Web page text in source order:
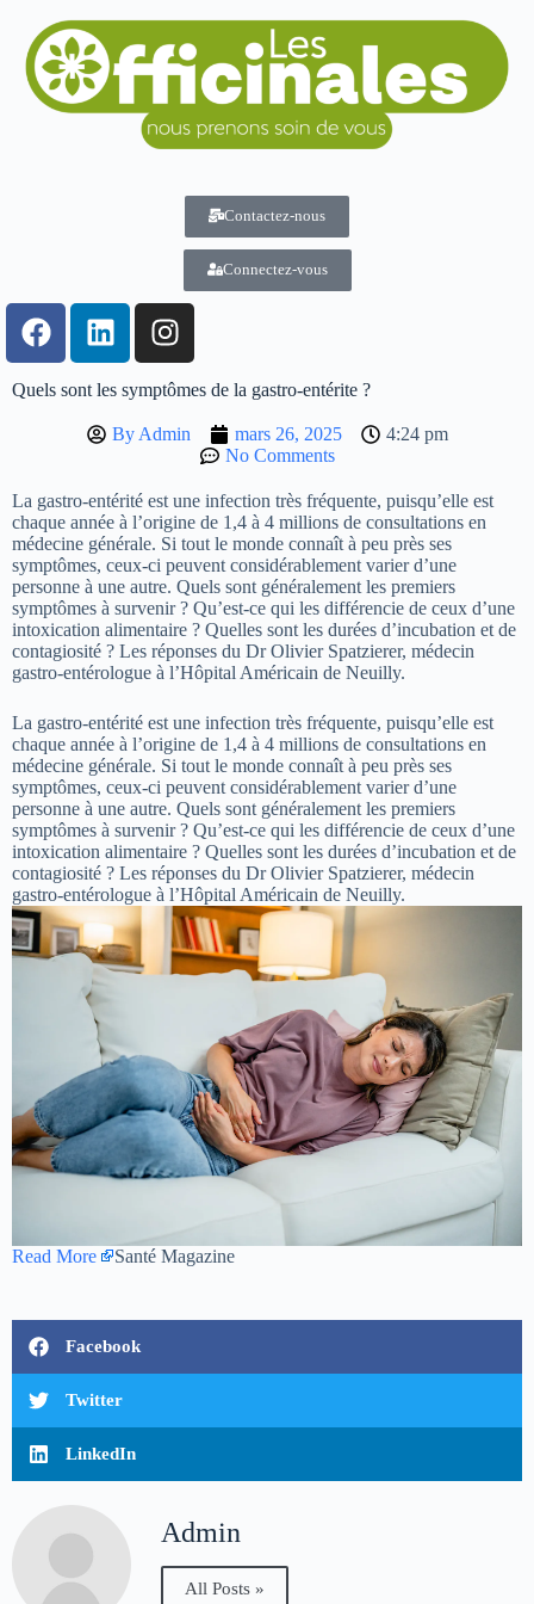
Contactez-nous
Connectez-vous
Quels sont les symptômes de la gastro-entérite ?
ByAdmin mars 26, 2025
4:24 pm
No Comments
La gastro-entérité est une infection très fréquente, puisqu’elle est
chaque année à l’origine de 1,4 à 4 millions de consultations en
médecine générale. Si tout le monde connaît à peu près ses
symptômes, ceux-ci peuvent considérablement varier d’une
personne à une autre. Quels sont généralement les premiers
symptômes à survenir ? Qu’est-ce qui les différencie de ceux d’une
intoxication alimentaire ? Quelles sont les durées d’incubation et de
contagiosité ? Les réponses du Dr Olivier Spatzierer, médecin
gastro-entérologue à l’Hôpital Américain de Neuilly.
La gastro-entérité est une infection très fréquente, puisqu’elle est
chaque année à l’origine de 1,4 à 4 millions de consultations en
médecine générale. Si tout le monde connaît à peu près ses
symptômes, ceux-ci peuvent considérablement varier d’une
personne à une autre. Quels sont généralement les premiers
symptômes à survenir ? Qu’est-ce qui les différencie de ceux d’une
intoxication alimentaire ? Quelles sont les durées d’incubation et de
contagiosité ? Les réponses du Dr Olivier Spatzierer, médecin
gastro-entérologue à l’Hôpital Américain de Neuilly.
Read More Santé Magazine
Facebook
Twitter
LinkedIn
Admin
All Posts »